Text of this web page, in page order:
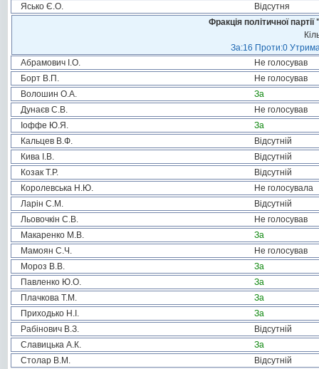
Ясько Є.О.
Відсутня
Фракція політичної
За:16 Проти:0
Абрамович І.О.
Не голосував
Борт В.П.
Не голосував
Волошин О.А.
За
Дунаєв С.В.
Не голосував
Іоффе Ю.Я.
За
Кальцев В.Ф.
Відсутній
Кива І.В.
Відсутній
Козак Т.Р.
Відсутній
Королевська Н.Ю.
Не голосувала
Ларін С.М.
Відсутній
Льовочкін С.В.
Не голосував
Макаренко М.В.
За
Мамоян С.Ч.
Не голосував
Мороз В.В.
За
Павленко Ю.О.
За
Плачкова Т.М.
За
Приходько Н.І.
За
Рабінович В.З.
Відсутній
Славицька А.К.
За
Столар В.М.
Відсутній